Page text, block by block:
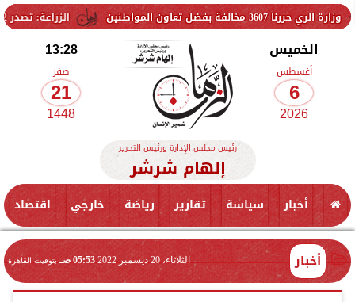
الزراعة: تصدر 712 ترخيص تشغيل جديد لمشروعات الثروة الحيوانية والداجنة.. وتسجيل 832 مخلوط أعلاف تعاون المواطنين
الخميس
أغسطس
6
2026
13:28
صفر
21
1448
رئيس مجلس الإدارة ورئيس التحرير
إلهام شرشر
أخبار سياسة تقارير رياضة خارجي اقتصاد
أخبار الثلاثاء، 20 ديسمبر 2022 05:53 صـ بتوقيت القاهرة